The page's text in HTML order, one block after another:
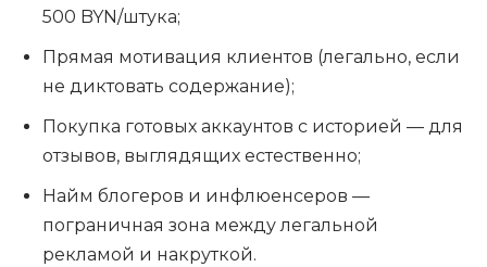
500 BYN/штука;
Прямая мотивация клиентов (легально, если
не диктовать содержание);
Покупка готовых аккаунтов с историей — для
отзывов, выглядящих естественно;
Найм блогеров и инфлюенсеров —
пограничная зона между легальной
рекламой и накруткой.